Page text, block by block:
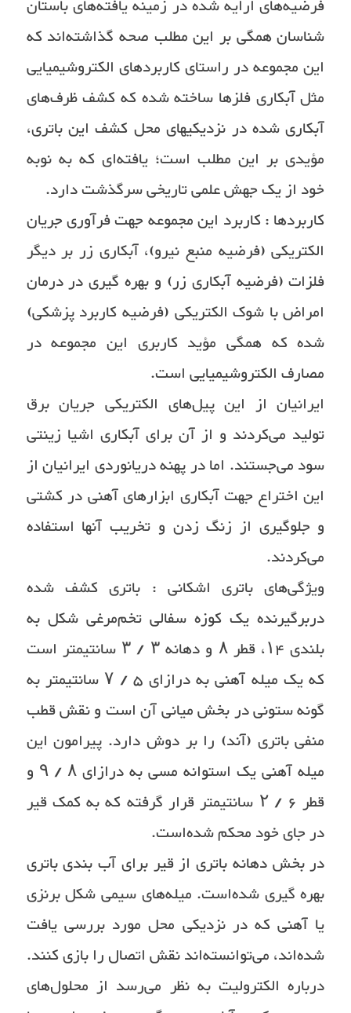
فرضیه‌های ارایه شده در زمینه یافته‌های باستان
شناسان همگی بر این مطلب صحه گذاشته‌اند که
این مجموعه در راستای کاربردهای الکتروشیمیایی
مثل آبکاری فلزها ساخته شده که کشف ظرف‌های
آبکاری شده در نزدیکیهای محل کشف این باتری،
مؤیدی بر این مطلب است؛ یافته‌ای که به نوبه
خود از یک جهش علمی تاریخی سرگذشت دارد.
کاربردها : کاربرد این مجموعه جهت فرآوری جریان
الکتریکی (فرضیه منبع نیرو)، آبکاری زر بر دیگر
فلزات (فرضیه آبکاری زر) و بهره گیری در درمان
امراض با شوک الکتریکی (فرضیه کاربرد پزشکی)
شده که همگی مؤید کاربری این مجموعه در
مصارف الکتروشیمیایی است.
ایرانیان از این پیل‌های الکتریکی جریان برق
تولید می‌کردند و از آن برای آبکاری اشیا زینتی
سود می‌جستند. اما در پهنه دریانوردی ایرانیان از
این اختراع جهت آبکاری ابزارهای آهنی در کشتی
و جلوگیری از زنگ زدن و تخریب آنها استفاده
می‌کردند.
ویژگی‌های باتری اشکانی : باتری کشف شده
دربرگیرنده یک کوزه سفالی تخم‌مرغی شکل به
بلندی ۱۴، قطر ۸ و دهانه ۳ / ۳ سانتیمتر است
که یک میله آهنی به درازای ۵ / ۷ سانتیمتر به
گونه ستونی در بخش میانی آن است و نقش قطب
منفی باتری (آند) را بر دوش دارد. پیرامون این
میله آهنی یک استوانه مسی به درازای ۸ / ۹ و
قطر ۶ / ۲ سانتیمتر قرار گرفته که به کمک قیر
در جای خود محکم شده‌است.
در بخش دهانه باتری از قیر برای آب بندی باتری
بهره گیری شده‌است. میله‌های سیمی شکل برنزی
یا آهنی که در نزدیکی محل مورد بررسی یافت
شده‌اند، می‌توانسته‌اند نقش اتصال را بازی کنند.
درباره الکترولیت به نظر می‌رسد از محلول‌های